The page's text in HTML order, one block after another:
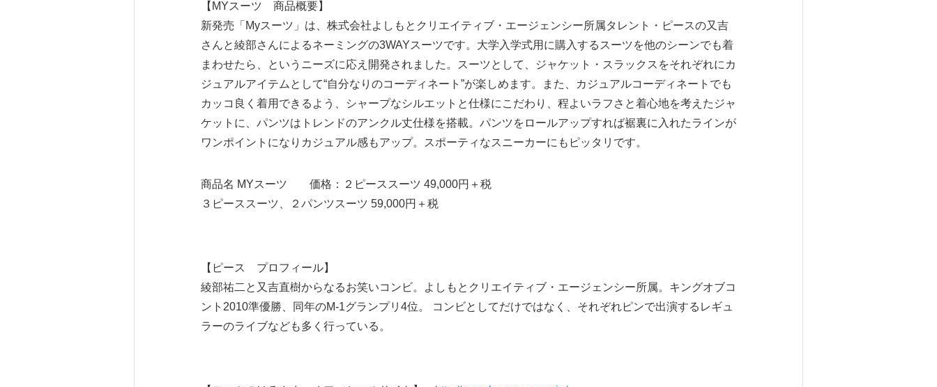
【MYスーツ 商品概要】
新発売「Myスーツ」は、株式会社よしもとクリエイティブ・エージェンシー所属タレント・ピースの又吉
さんと綾部さんによるネーミングの3WAYスーツです。大学入学式用に購入するスーツを他のシーンでも着
まわせたら、というニーズに応え開発されました。スーツとして、ジャケット・スラックスをそれぞれにカ
ジュアルアイテムとして“自分なりのコーディネート”が楽しめます。また、カジュアルコーディネートでも
カッコ良く着用できるよう、シャープなシルエットと仕様にこだわり、程よいラフさと着心地を考えたジャ
ケットに、パンツはトレンドのアンクル丈仕様を搭載。パンツをロールアップすれば裾裏に入れたラインが
ワンポイントになりカジュアル感もアップ。スポーティなスニーカーにもピッタリです。
商品名 MYスーツ 価格：２ピーススーツ 49,000円＋税
３ピーススーツ、２パンツスーツ 59,000円＋税
【ピース プロフィール】
綾部祐二と又吉直樹からなるお笑いコンビ。よしもとクリエイティブ・エージェンシー所属。キングオブコ
ント2010準優勝、同年のM-1グランプリ4位。 コンビとしてだけではなく、それぞれピンで出演するレギュ
ラーのライブなども多く行っている。
Japanese